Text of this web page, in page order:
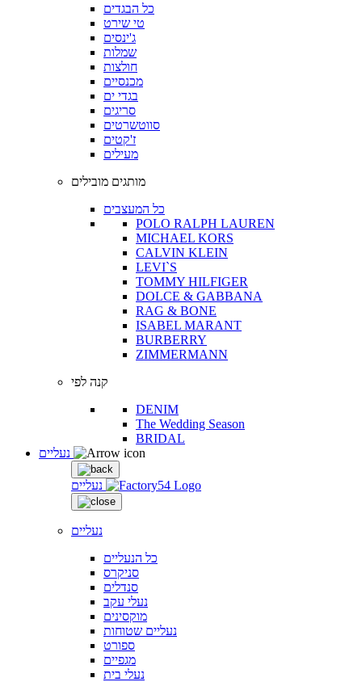
כל הבגדים
טי שירט
ג'ינסים
שמלות
חולצות
מכנסיים
בגדי ים
סריגים
סווטשרטים
ז'קטים
מעילים
מותגים מובילים
כל המעצבים
POLO RALPH LAUREN
MICHAEL KORS
CALVIN KLEIN
LEVI`S
TOMMY HILFIGER
DOLCE & GABBANA
RAG & BONE
ISABEL MARANT
BURBERRY
ZIMMERMANN
קנה לפי
DENIM
The Wedding Season
BRIDAL
נעליים
נעליים
כל הנעליים
סניקרס
סנדלים
נעלי עקב
מוקסינים
נעליים שטוחות
ספורט
מגפיים
נעלי בית